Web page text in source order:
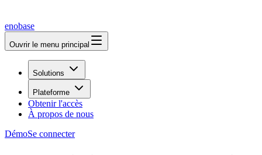
enobase
Ouvrir le menu principal
Solutions
Plateforme
Obtenir l'accès
À propos de nous
DémoSe connecter